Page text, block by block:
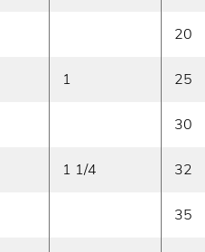
20
1 25
30
1 1/4 32
35